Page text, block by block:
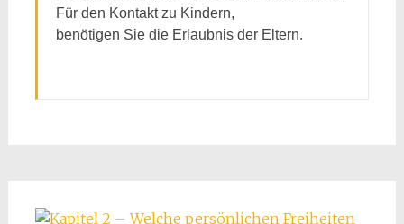
Für den Kontakt zu Kindern,
benötigen Sie die Erlaubnis der Eltern.